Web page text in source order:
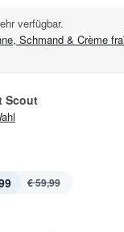
verfügbar.
Schmand & Crème
Scout
€ 59,99